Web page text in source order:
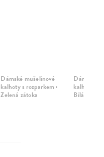
Dámské mušelínové
kalhoty s rozparkem ·
Zelená zátoka
Dámské
kalhoty s
Bílá